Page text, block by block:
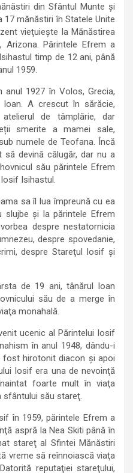
din Sfântul Munte şi
17 mănăstiri în Statele Unite
vieţuieşte la Mănăstirea
Arizona. Părintele Efrem a
timp de 12 ani, până
1959.
1927 în Volos, Grecia,
A crescut în sărăcie,
de tâmplărie, dar
smerite a mamei sale,
numele de Teofana. Încă
devină călugăr, dar nu a
său părintele Efrem
Isihastul.
sa îl lua împreună cu ea
slujbe şi la părintele Efrem
despre nestatornicia
despre spovedanie,
despre Stareţul Iosif şi
de 19 ani, tânărul Ioan
său de a merge în
monahală.
ucenic al Părintelui Iosif
în anul 1948, dându-i
fost hirotonit diacon și apoi
Iosif era una de nevoinţă
foarte mult în viaţa
sfântului său stareţ.
în 1959, părintele Efrem a
aspră la Nea Skiti până în
stareţ al Sfintei Mănăstiri
vreme să reînnoiască viaţa
reputaţiei stareţului,